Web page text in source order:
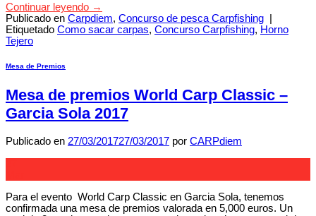
Continuar leyendo →
Publicado en Carpdiem, Concurso de pesca Carpfishing
Etiquetado Como sacar carpas, Concurso Carpfishing, Horno
Tejero
Mesa de Premios
Mesa de premios World Carp Classic –
Garcia Sola 2017
Publicado en 27/03/201727/03/2017 por CARPdiem
Para el evento World Carp Classic en Garcia Sola, tenemos
confirmada una mesa de premios valorada en 5,000 euros. Un